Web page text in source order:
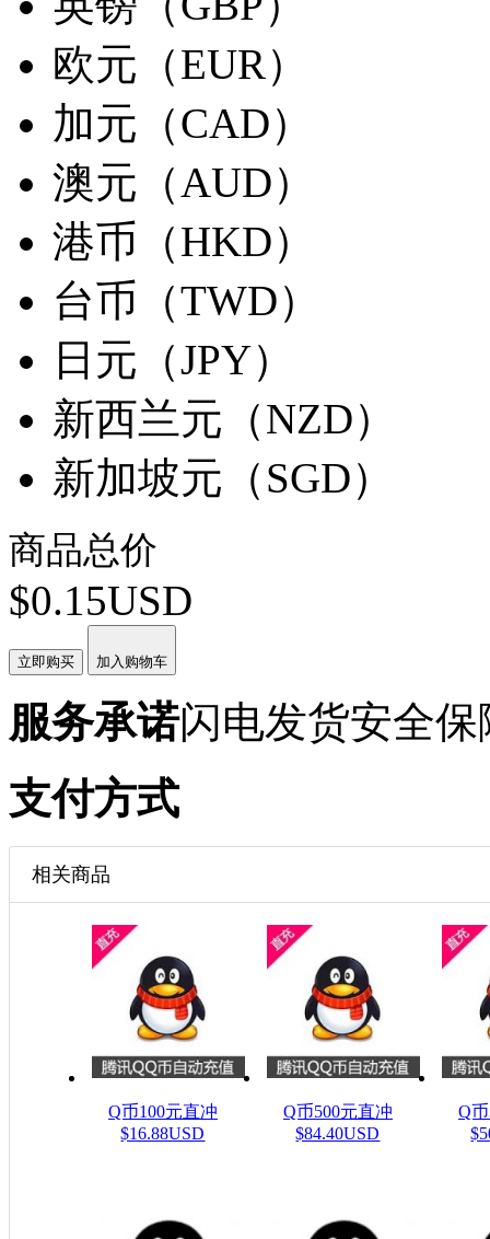
欧元（EUR）
加元（CAD）
澳元（AUD）
港币（HKD）
台币（TWD）
日元（JPY）
新西兰元（NZD）
新加坡元（SGD）
商品总价
$0.15USD
立即购买 加入购物车
服务承诺闪电发货安全保
支付方式
相关商品
Q币100元直冲
$16.88USD
Q币500元直冲
$84.40USD
Q